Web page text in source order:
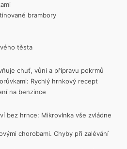
brambory
těsta
chuť, vůni a přípravu pokrmů
Rychlý hrnkový recept
na benzince
bez hrnce: Mikrovlnka vše zvládne
chorobami. Chyby při zalévání